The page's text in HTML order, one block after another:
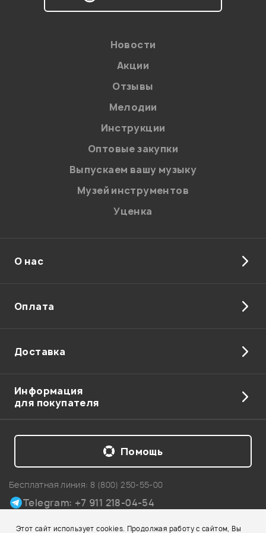
Этот сайт использует cookies. Продолжая работу с сайтом, Вы
персональных данных.
Новости
Акции
Отзывы
Мелодии
Инструкции
Оптовые закупки
Выпускаем вашу музыку
Музей инструментов
Уценка
О нас
Оплата
Доставка
Информация
для покупателя
Бесплатная линия: 8 (800) 250-55-00
Telegram: +7 911 218-04-54
Помощь